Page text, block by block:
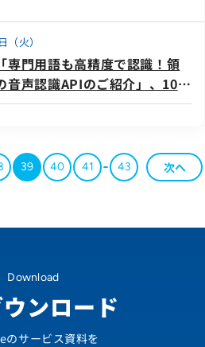
火）
専門用語も高精度で認識！領
音声認識APIのご紹介」、10月
開催
39 40 41 43 次へ
Download
ンロード
のサービス資料を